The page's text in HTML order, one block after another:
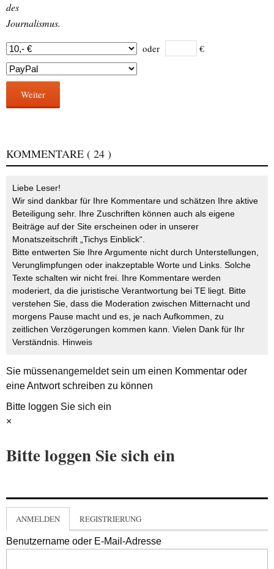
des
Journalismus.
oder €
Weiter
KOMMENTARE ( 24 )
Liebe Leser!
Wir sind dankbar für Ihre Kommentare und schätzen Ihre aktive
Beteiligung sehr. Ihre Zuschriften können auch als eigene
Beiträge auf der Site erscheinen oder in unserer
Monatszeitschrift „Tichys Einblick“.
Bitte entwerten Sie Ihre Argumente nicht durch Unterstellungen,
Verunglimpfungen oder inakzeptable Worte und Links. Solche
Texte schalten wir nicht frei. Ihre Kommentare werden
moderiert, da die juristische Verantwortung bei TE liegt. Bitte
verstehen Sie, dass die Moderation zwischen Mitternacht und
morgens Pause macht und es, je nach Aufkommen, zu
zeitlichen Verzögerungen kommen kann. Vielen Dank für Ihr
Verständnis. Hinweis
Sie müssenangemeldetsein um einen Kommentar oder
eine Antwort schreiben zu können
Bitte loggen Sie sich ein
×
Bitte loggen Sie sich ein
ANMELDEN REGISTRIERUNG
Benutzername oder E-Mail-Adresse